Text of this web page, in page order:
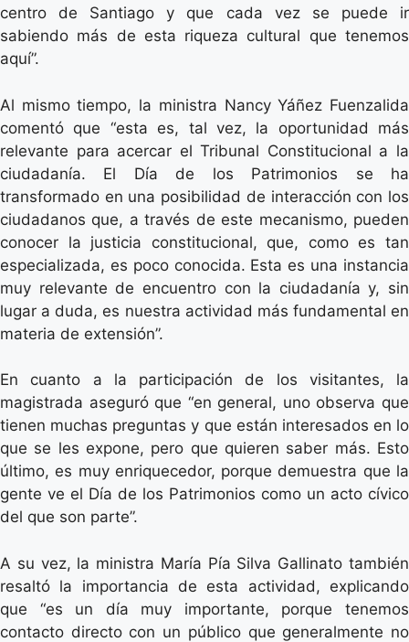
centro de Santiago y que cada vez se puede ir
sabiendo más de esta riqueza cultural que tenemos
aquí”.
Al mismo tiempo, la ministra Nancy Yáñez Fuenzalida
comentó que “esta es, tal vez, la oportunidad más
relevante para acercar el Tribunal Constitucional a la
ciudadanía. El Día de los Patrimonios se ha
transformado en una posibilidad de interacción con los
ciudadanos que, a través de este mecanismo, pueden
conocer la justicia constitucional, que, como es tan
especializada, es poco conocida. Esta es una instancia
muy relevante de encuentro con la ciudadanía y, sin
lugar a duda, es nuestra actividad más fundamental en
materia de extensión”.
En cuanto a la participación de los visitantes, la
magistrada aseguró que “en general, uno observa que
tienen muchas preguntas y que están interesados en lo
que se les expone, pero que quieren saber más. Esto
último, es muy enriquecedor, porque demuestra que la
gente ve el Día de los Patrimonios como un acto cívico
del que son parte”.
A su vez, la ministra María Pía Silva Gallinato también
resaltó la importancia de esta actividad, explicando
que “es un día muy importante, porque tenemos
contacto directo con un público que generalmente no